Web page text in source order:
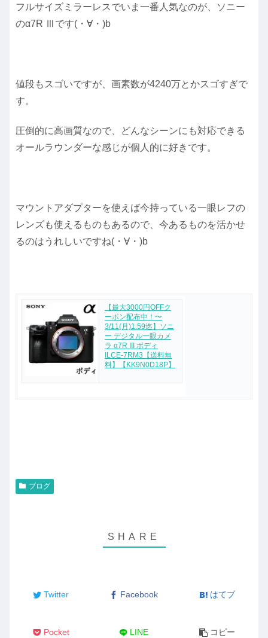
フルサイズミラーレスでいま一番人気なのが、ソニー
のα7R Ⅲです(・∀・)b
値段もスゴいですが、画素数が4240万とかスゴすぎで
す。
圧倒的に高画質なので、どんなシーンにも対応できる
オールラウンダーな感じが個人的に好きです。
マウントアダプターを使えば今持っている一眼レフの
レンズも使えるものもあるので、今あるものを活かせ
るのはうれしいですね(・∀・)b
【最大3000円OFFク
ーポン配布中！〜
3/11(月)1:59迄】ソニ
ー デジタル一眼カメ
ラ α7R III ボディ
ILCE-7RM3【送料無
料】【KK9N0D18P】
ブログ
Twitter Facebook はてブ
Pocket LINE コピー